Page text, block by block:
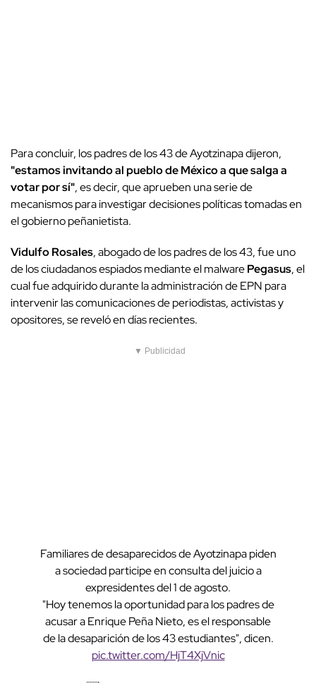
Para concluir, los padres de los 43 de Ayotzinapa dijeron,
"estamos invitando al pueblo de México a que salga a
votar por sí", es decir, que aprueben una serie de
mecanismos para investigar decisiones políticas tomadas en
el gobierno peñanietista.
Vidulfo Rosales, abogado de los padres de los 43, fue uno
de los ciudadanos espiados mediante el malwarePegasus, el
cual fue adquirido durante la administración de EPN para
intervenir las comunicaciones de periodistas, activistas y
opositores, se reveló en días recientes.
▼ Publicidad
Familiares de desaparecidos de Ayotzinapa piden
a sociedad participe en consulta del juicio a
expresidentes del 1 de agosto.
"Hoy tenemos la oportunidad para los padres de
acusar a Enrique Peña Nieto, es el responsable
de la desaparición de los 43 estudiantes", dicen.
pic.twitter.com/HjT4XjVnic